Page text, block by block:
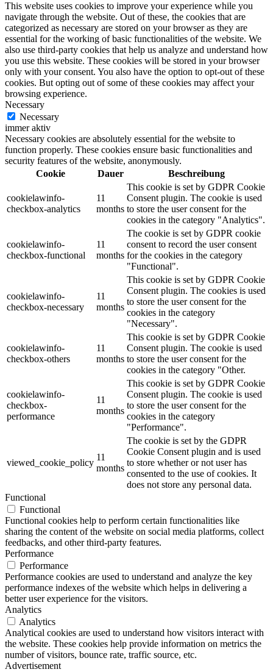
This website uses cookies to improve your experience while you
navigate through the website. Out of these, the cookies that are
categorized as necessary are stored on your browser as they are
essential for the working of basic functionalities of the website. We
also use third-party cookies that help us analyze and understand how
you use this website. These cookies will be stored in your browser
only with your consent. You also have the option to opt-out of these
cookies. But opting out of some of these cookies may affect your
browsing experience.
Necessary
Necessary
immer aktiv
Necessary cookies are absolutely essential for the website to
function properly. These cookies ensure basic functionalities and
security features of the website, anonymously.
Cookie
Dauer Beschreibung
cookielawinfo-
checkbox-analytics
11
months
This cookie is set by GDPR Cookie
Consent plugin. The cookie is used
to store the user consent for the
cookies in the category "Analytics".
cookielawinfo-
checkbox-functional
11
months
The cookie is set by GDPR cookie
consent to record the user consent
for the cookies in the category
"Functional".
cookielawinfo-
checkbox-necessary
11
months
This cookie is set by GDPR Cookie
Consent plugin. The cookies is used
to store the user consent for the
cookies in the category
"Necessary".
cookielawinfo-
checkbox-others
11
months
This cookie is set by GDPR Cookie
Consent plugin. The cookie is used
to store the user consent for the
cookies in the category "Other.
cookielawinfo-
checkbox-
performance
11
months
This cookie is set by GDPR Cookie
Consent plugin. The cookie is used
to store the user consent for the
cookies in the category
"Performance".
viewed_cookie_policy
11
months
The cookie is set by the GDPR
Cookie Consent plugin and is used
to store whether or not user has
consented to the use of cookies. It
does not store any personal data.
Functional
Functional
Functional cookies help to perform certain functionalities like
sharing the content of the website on social media platforms, collect
feedbacks, and other third-party features.
Performance
Performance
Performance cookies are used to understand and analyze the key
performance indexes of the website which helps in delivering a
better user experience for the visitors.
Analytics
Analytics
Analytical cookies are used to understand how visitors interact with
the website. These cookies help provide information on metrics the
number of visitors, bounce rate, traffic source, etc.
Advertisement